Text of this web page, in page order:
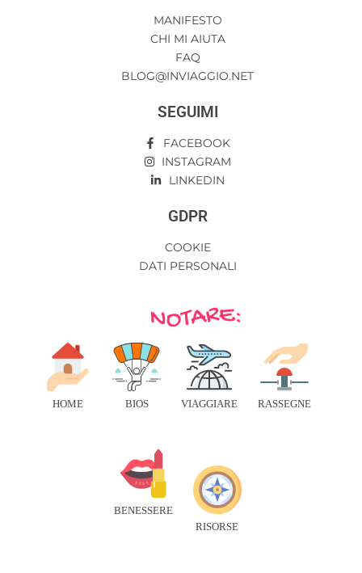
MANIFESTO
CHI MI AIUTA
FAQ
BLOG@INVIAGGIO.NET
SEGUIMI
FACEBOOK
INSTAGRAM
LINKEDIN
GDPR
COOKIE
DATI PERSONALI
HOME BIOS VIAGGIARE RASSEGNE
BENESSERE
RISORSE